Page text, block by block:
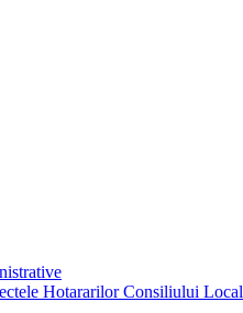
Hotararilor Consiliului Local